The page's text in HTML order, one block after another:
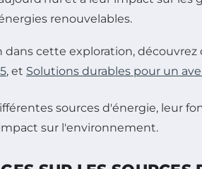
renouvelables.
dans cette exploration, découvrez
, et Solutions durables pour un